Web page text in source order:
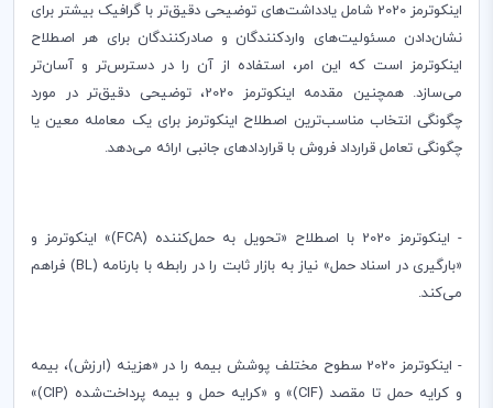
اینکوترمز 2020 شامل یادداشت‌های توضیحی دقیق‌تر با گرافیک بیشتر برای
نشان‌دادن مسئولیت‌های واردکنندگان و صادرکنندگان برای هر اصطلاح
اینکوترمز است که این امر، استفاده از آن را در دسترس‌تر و آسان‌تر
می‌سازد. همچنین مقدمه اینکوترمز 2020، توضیحی دقیق‌تر در مورد
چگونگی انتخاب مناسب‌ترین اصطلاح اینکوترمز برای یک معامله معین یا
چگونگی تعامل قرارداد فروش با قراردادهای جانبی ارائه می‌دهد.
- اینکوترمز 2020 با اصطلاح «تحویل به حمل‌کننده ( FCA)» اینکوترمز و
«بارگیری در اسناد حمل» نیاز به بازار ثابت را در رابطه با بارنامه (BL) فراهم
می‌کند.
- اینکوترمز 2020 سطوح مختلف پوشش بیمه را در «هزینه (ارزش)، بیمه
و کرایه حمل تا مقصد (CIF)» و «کرایه حمل و بیمه پرداخت‌شده (CIP
)»